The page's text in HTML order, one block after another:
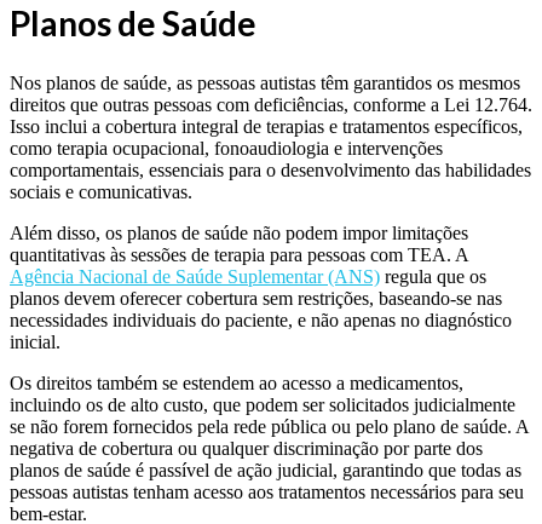
Planos de Saúde
Nos planos de saúde, as pessoas autistas têm garantidos os mesmos
direitos que outras pessoas com deficiências, conforme a Lei 12.764.
Isso inclui a cobertura integral de terapias e tratamentos específicos,
como terapia ocupacional, fonoaudiologia e intervenções
comportamentais, essenciais para o desenvolvimento das habilidades
sociais e comunicativas.
Além disso, os planos de saúde não podem impor limitações
quantitativas às sessões de terapia para pessoas com TEA. A
Agência Nacional de Saúde Suplementar (ANS) regula que os
planos devem oferecer cobertura sem restrições, baseando-se nas
necessidades individuais do paciente, e não apenas no diagnóstico
inicial.
Os direitos também se estendem ao acesso a medicamentos,
incluindo os de alto custo, que podem ser solicitados judicialmente
se não forem fornecidos pela rede pública ou pelo plano de saúde. A
negativa de cobertura ou qualquer discriminação por parte dos
planos de saúde é passível de ação judicial, garantindo que todas as
pessoas autistas tenham acesso aos tratamentos necessários para seu
bem-estar.